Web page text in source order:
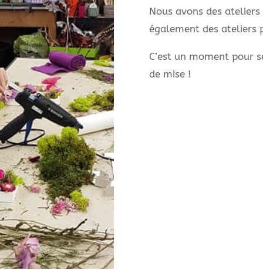
Nous avons des
également des ateliers
C’est un moment pour
de mise !